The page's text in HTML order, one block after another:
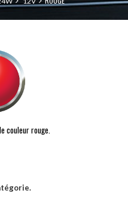
couleur rouge.